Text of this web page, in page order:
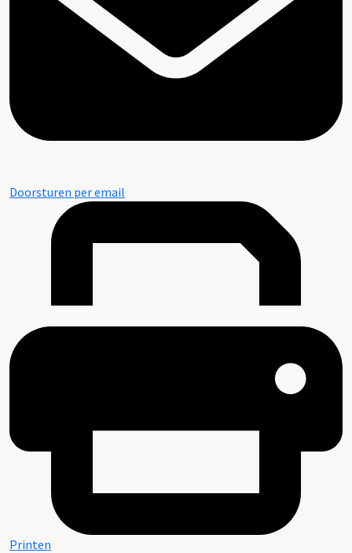
Doorsturen per email
Printen